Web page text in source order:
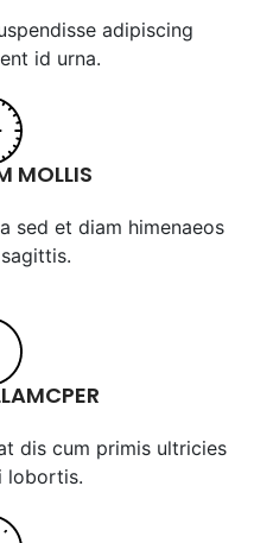
adipiscing
id urna.
MOLLIS
sed et diam himenaeos
dis cum primis ultricies
lobortis.